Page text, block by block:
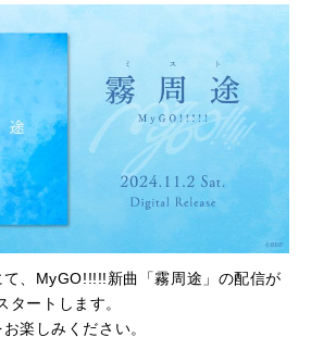
、MyGO!!!!!新曲「霧周途」の配信が
ートします。
楽しみください。